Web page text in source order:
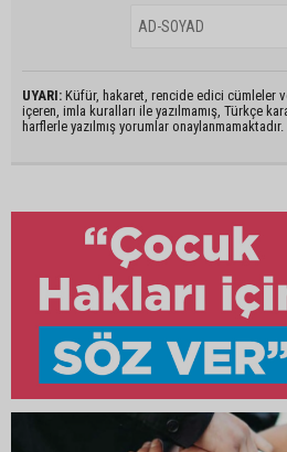
UYARI: Küfür, hakaret, rencide edici cümleler
içeren, imla kuralları ile yazılmamış, Türkçe
harflerle yazılmış yorumlar onaylanmamaktadır.